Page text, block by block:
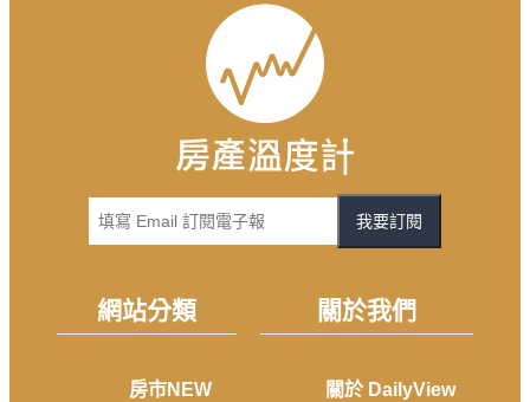
我要訂閱
網站分類
房市NEW
關於我們
關於 DailyView